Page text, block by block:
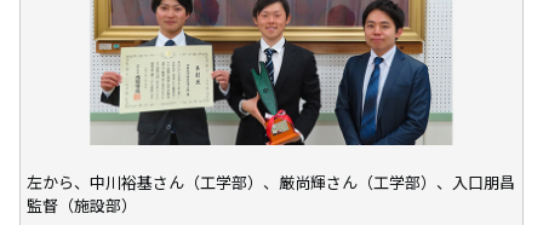
左から、中川裕基さん（工学部）、厳尚輝さん（工学部）、入口朋昌
監督（施設部）